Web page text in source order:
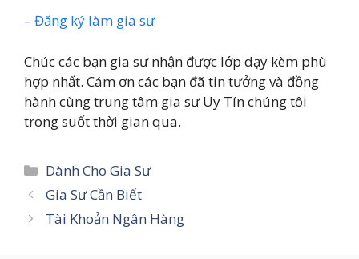
– Đăng ký làm gia sư
Chúc các bạn gia sư nhận được lớp dạy kèm phù
hợp nhất. Cám ơn các bạn đã tin tưởng và đồng
hành cùng trung tâm gia sư Uy Tín chúng tôi
trong suốt thời gian qua.
Danh
mục
Dành Cho Gia Sư
Gia Sư Cần Biết
Tài Khoản Ngân Hàng